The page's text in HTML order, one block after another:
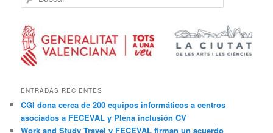
u
c
a
r
ENTRADAS RECIENTES
CGI dona cerca de 200 equipos informáticos a centros
asociados a FECEVAL y Plena inclusión CV
Work and Study Travel y FECEVAL firman un acuerdo